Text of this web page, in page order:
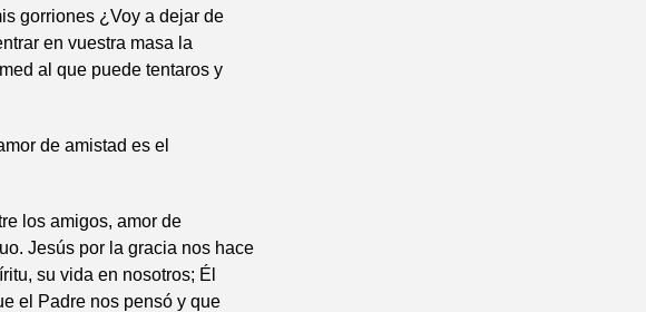
gorriones ¿Voy a dejar de
en vuestra masa la
al que puede tentaros y
de amistad es el
los amigos, amor de
Jesús por la gracia nos hace
su vida en nosotros; Él
el Padre nos pensó y que